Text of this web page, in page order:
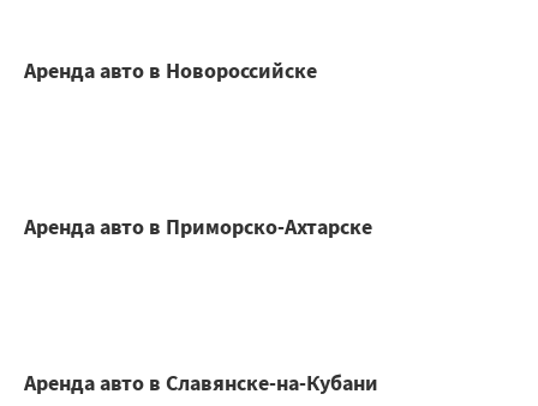
Аренда авто в Новороссийске
Аренда авто в Приморско-Ахтарске
Аренда авто в Славянске-на-Кубани